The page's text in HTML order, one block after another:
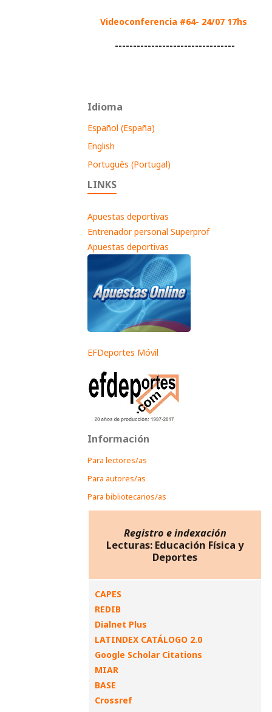
Videoconferencia #64- 24/07 17hs
---------------------------------
Idioma
Español (España)
English
Português (Portugal)
LINKS
Apuestas deportivas
Entrenador personal Superprof
Apuestas deportivas
EFDeportes Móvil
Información
Para lectores/as
Para autores/as
Para bibliotecarios/as
Registro e indexación
Lecturas: Educación Física y
Deportes
CAPES
REDIB
Dialnet Plus
LATINDEX CATÁLOGO 2.0
Google Scholar Citations
MIAR
BASE
Crossref